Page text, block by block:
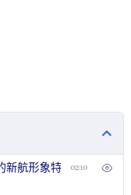
新航形象特
02:10